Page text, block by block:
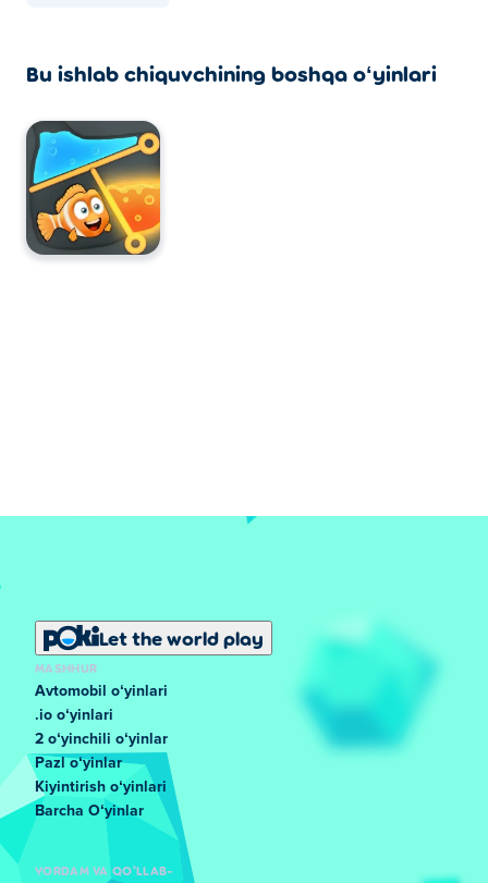
Bu ishlab chiquvchining boshqa oʻyinlari
Let the world play
MASHHUR
Avtomobil oʻyinlari
.io oʻyinlari
2 oʻyinchili oʻyinlar
Pazl oʻyinlar
Kiyintirish oʻyinlari
Barcha Oʻyinlar
YORDAM VA QO'LLAB-